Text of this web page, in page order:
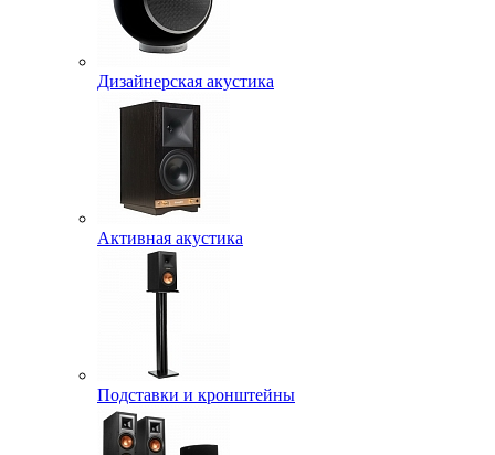
Дизайнерская акустика
Активная акустика
Подставки и кронштейны